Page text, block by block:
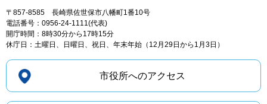
〒857-8585 長崎県佐世保市八幡町1番10号
電話番号：0956-24-1111(代表)
開庁時間：8時30分から17時15分
休庁日：土曜日、日曜日、祝日、年末年始（12月29日から1月3日）
市役所へのアクセス